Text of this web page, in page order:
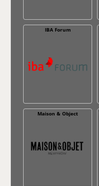
IBA Forum
Maison & Object